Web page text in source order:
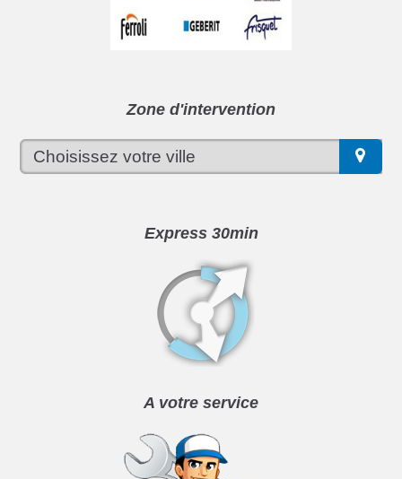
Zone d'intervention
Express 30min
A votre service